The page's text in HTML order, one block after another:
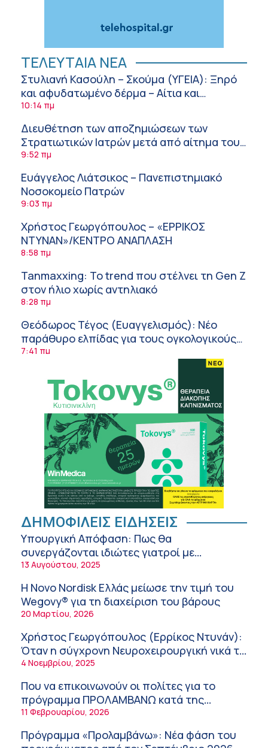
ΤΕΛΕΥΤΑΙΑ ΝΕΑ
Στυλιανή Κασούλη – Σκούμα (ΥΓΕΙΑ): Ξηρό
και αφυδατωμένο δέρμα – Αίτια και
αντιμετώπιση
10:14 πμ
Διευθέτηση των αποζημιώσεων των
Στρατιωτικών Ιατρών μετά από αίτημα του
ΙΣΑ
9:52 πμ
Ευάγγελος Λιάτσικος – Πανεπιστημιακό
Νοσοκομείο Πατρών
9:03 πμ
Χρήστος Γεωργόπουλος – «ΕΡΡΙΚΟΣ
ΝΤΥΝΑΝ»/ΚΕΝΤΡΟ ΑΝΑΠΛΑΣΗ
8:58 πμ
Tanmaxxing: To trend που στέλνει τη Gen Z
στον ήλιο χωρίς αντηλιακό
8:28 πμ
Θεόδωρος Τέγος (Ευαγγελισμός): Νέο
παράθυρο ελπίδας για τους ογκολογικούς
ασθενείς μέσω κλινικών δοκιμών
7:41 πμ
από τον Ελληνικό Ερυθρό Σταυρό
Μαρίνα Ραυτοπούλου (ΙΑΤΡΙΚΟ ΚΕΝΤΡΟ):
Εκπαίδευση στον διαβήτη – Ένας πυλώνας
της σύγχρονης φροντίδας
6:56 πμ
Αθανάσιος Μανώλης (Metropolitan
Hospital): Καρδιοπαθείς και καλοκαίρι –
Διακοπές με ασφάλεια
6:20 πμ
Ειρήνη Ζίγκιρη (Ερρίκος Ντυνάν): H θερμική
καταπόνηση στους ηλικιωμένους
εργαζόμενους
6:11 πμ
Σύσκεψη στον ΕΟΦ για την ομαλή
λειτουργία της εφοδιαστικής αλυσίδας των
φαρμάκων στη διάρκεια του καλοκαιριού
12:08 μμ
Μιχάλης Τάτσης, Insurance & Healthcare
Analyst, διευθυντής Επιχειρηματικής
Ανάπτυξης Ομίλου HHG
11:54 πμ
Kavita Patel: Ένα στα πέντε καινοτόμα
φάρμακα φτάνει τελικά στην Ελλάδα
9:21 πμ
Υπάρχει τελικά «δίαιτα θυρεοειδούς»; Τι
λέει η επιστήμη για τη διατροφή και τα
συμπληρώματα
7:38 πμ
ΔΗΜΟΦΙΛΕΙΣ ΕΙΔΗΣΕΙΣ
Υπουργική Απόφαση: Πως θα
συνεργάζονται ιδιώτες γιατροί με
νοσοκομεία του δημοσίου συστήματος
13 Αυγούστου, 2025
Η Novo Nordisk Ελλάς μείωσε την τιμή του
Wegovy® για τη διαχείριση του βάρους
20 Μαρτίου, 2026
Χρήστος Γεωργόπουλος (Ερρίκος Ντυνάν):
Όταν η σύγχρονη Νευροχειρουργική νικά το
φόβο!
4 Νοεμβρίου, 2025
Που να επικοινωνούν οι πολίτες για το
πρόγραμμα ΠΡΟΛΑΜΒΑΝΩ κατά της
παχυσαρκίας
11 Φεβρουαρίου, 2026
Πρόγραμμα «Προλαμβάνω»: Νέα φάση του